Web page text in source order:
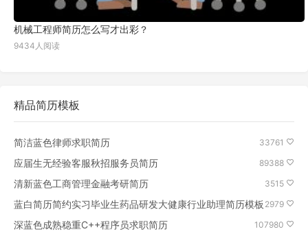
机械工程师简历怎么写才出彩？
9434人阅读
精品简历模板
简洁蓝色律师求职简历 33761
应届生无经验客服秋招服务员简历 89388
清新蓝色工商管理金融考研简历 3515
蓝白简历简约实习毕业生药品研发大健康行业助理简历模板 2979
深蓝色成熟稳重C++程序员求职简历 107980